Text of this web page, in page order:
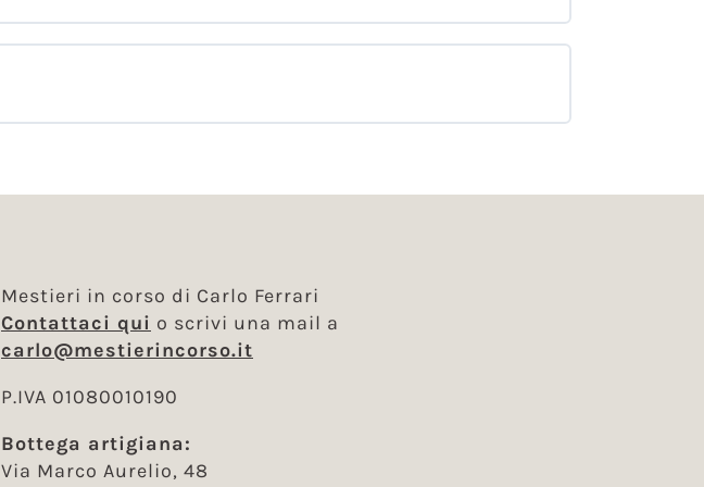
Mestieri in corso di Carlo Ferrari
Contattaci qui o scrivi una mail a
carlo@mestierincorso.it
P.IVA 01080010190
Bottega artigiana:
Via Marco Aurelio, 48